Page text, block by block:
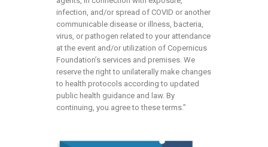
infection, and/or spread of COVID or another
communicable disease or illness, bacteria,
virus, or pathogen related to your attendance
at the event and/or utilization of Copernicus
Foundation’s services and premises. We
reserve the right to unilaterally make changes
to health protocols according to updated
public health guidance and law. By
continuing, you agree to these terms.”